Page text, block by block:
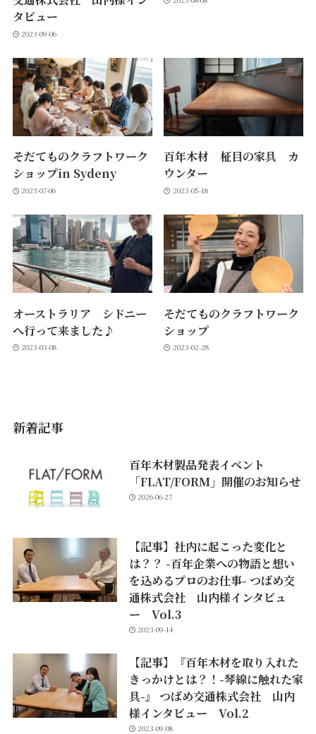
タビュー
2023-09-06
そだてものクラフトワーク
ショップin Sydeny
2023-07-06
百年木材 柾目の家具 カ
ウンター
2023-05-18
オーストラリア シドニー
へ行って来ました♪
2023-03-08
そだてものクラフトワーク
ショップ
2023-02-28
新着記事
百年木材製品発表イベント
「FLAT/FORM」開催のお知らせ
2026-06-27
【記事】社内に起こった変化と
は？？ -百年企業への物語と想い
を込めるプロのお仕事- つばめ交
通株式会社 山内様インタビュ
ー Vol.3
2023-09-14
【記事】『百年木材を取り入れた
きっかけとは？！-琴線に触れた家
具-』 つばめ交通株式会社 山内
様インタビュー Vol.2
2023-09-08